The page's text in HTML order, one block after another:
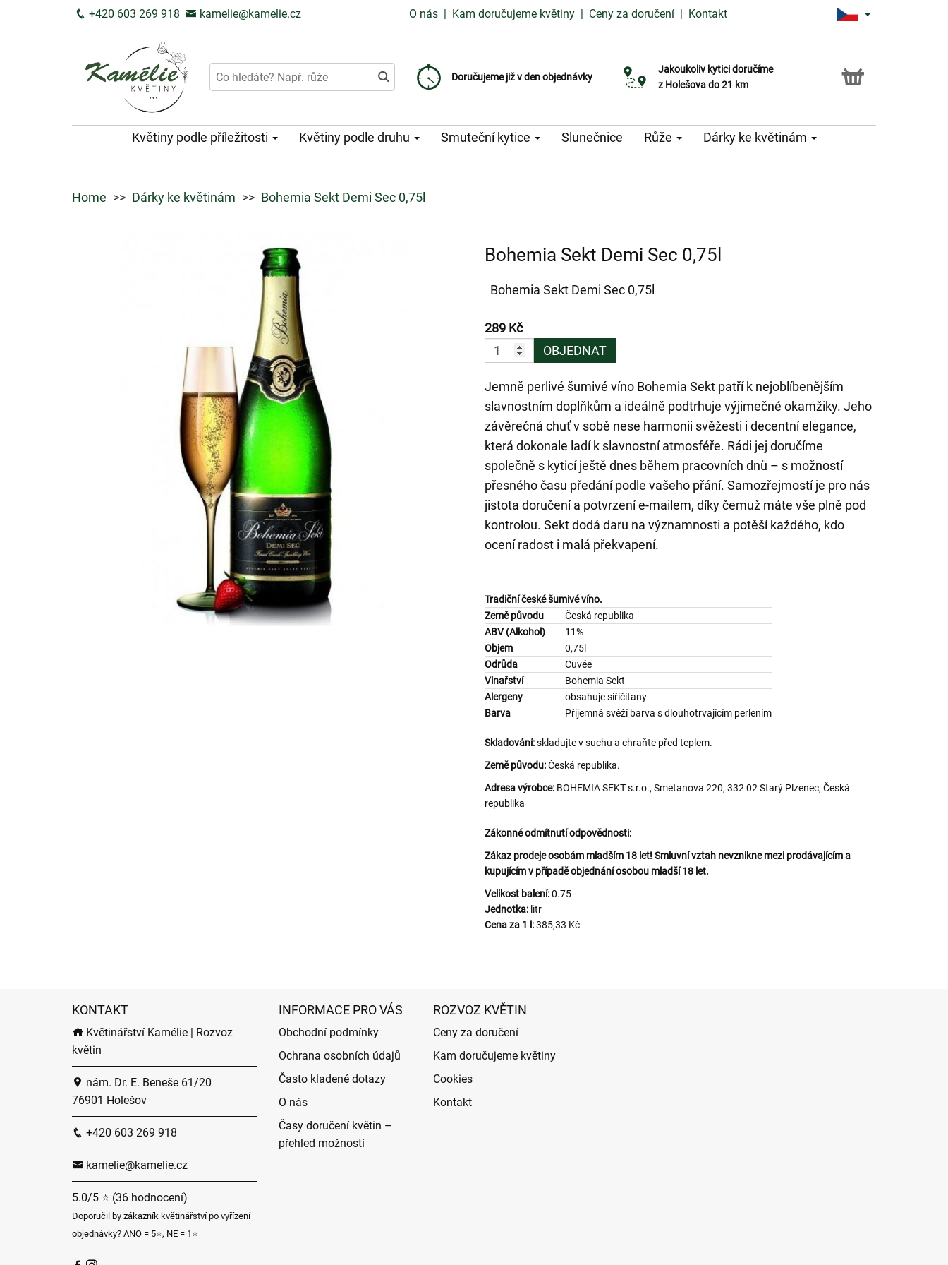
+420 603 269 918 kamelie@kamelie.cz O nás | Kam doručujeme květiny | Ceny za doručení | Kontakt
Doručujeme již v den objednávky
Doručujeme již od 99 Kč
Možný výběr času a dne doručení
Jakoukoliv kytici doručíme
z Holešova do 21 km
Možnost vyzvednout v naší květince
Květiny podle příležitosti Květiny podle druhu Smuteční kytice Slunečnice Růže Dárky ke květinám
Home Dárky ke květinám Bohemia Sekt Demi Sec 0,75l
Bohemia Sekt Demi Sec 0,75l
Bohemia Sekt Demi Sec 0,75l
289 Kč
OBJEDNAT
Jemně perlivé šumivé víno Bohemia Sekt patří k nejoblíbenějším
slavnostním doplňkům a ideálně podtrhuje výjimečné okamžiky. Jeho
závěrečná chuť v sobě nese harmonii svěžesti i decentní elegance,
která dokonale ladí k slavnostní atmosféře. Rádi jej doručíme
společně s kyticí ještě dnes během pracovních dnů – s možností
přesného času předání podle vašeho přání. Samozřejmostí je pro nás
jistota doručení a potvrzení e-mailem, díky čemuž máte vše plně pod
kontrolou. Sekt dodá daru na významnosti a potěší každého, kdo
ocení radost i malá překvapení.
Tradiční české šumivé víno.
Země původu Česká republika
ABV (Alkohol)
11%
Objem
0,75l
Odrůda
Cuvée
Vinařství
Bohemia Sekt
Alergeny
obsahuje siřičitany
Barva
Přijemná svěží barva s dlouhotrvajícím perlením
Skladování:skladujte v suchu a chraňte před teplem.
Země původu:Česká republika.
Adresa výrobce: BOHEMIA SEKT s.r.o., Smetanova 220, 332 02 Starý Plzenec, Česká
republika
Zákonné odmítnutí odpovědnosti:
Zákaz prodeje osobám mladším 18 let! Smluvní vztah nevznikne mezi prodávajícím a
kupujícím v případě objednání osobou mladší 18 let.
Velikost balení:0.75
Jednotka: litr
Cena za 1 l:385,33 Kč
KONTAKT
Květinářství Kamélie | Rozvoz
květin
nám. Dr. E. Beneše 61/20
76901 Holešov
+420 603 269 918
kamelie@kamelie.cz
5.0/5 ⭐ (36 hodnocení)
Doporučil by zákazník květinářství po vyřízení
objednávky? ANO = 5⭐, NE = 1⭐
INFORMACE PRO VÁS
Obchodní podmínky
Ochrana osobních údajů
Často kladené dotazy
O nás
Časy doručení květin –
přehled možností
ROZVOZ KVĚTIN
Ceny za doručení
Kam doručujeme květiny
Cookies
Kontakt